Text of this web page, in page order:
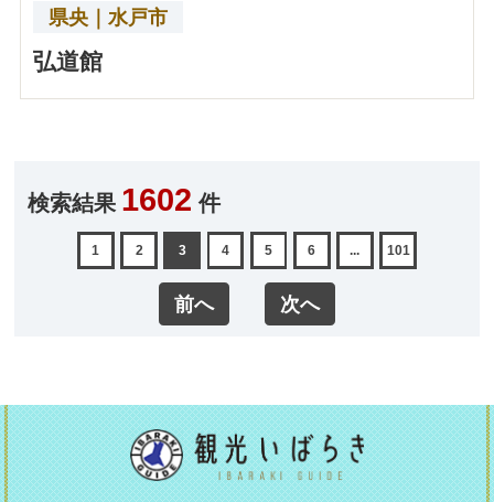
県央｜水戸市
弘道館
検索結果 1602 件
前へ
1 2 3 4 5 6 ... 101
次へ